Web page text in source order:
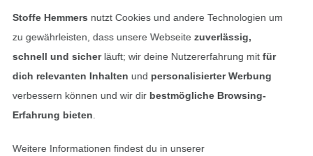
Stoffe Hemmers nutzt Cookies und andere Technologien um
zu gewährleisten, dass unsere Webseite zuverlässig,
schnell und sicherläuft; wir deine Nutzererfahrung mitfür
dich relevanten Inhalten und personalisierter Werbung
verbessern können und wir dir bestmögliche Browsing-
Erfahrung bieten
Weitere Informationen findest du in unserer